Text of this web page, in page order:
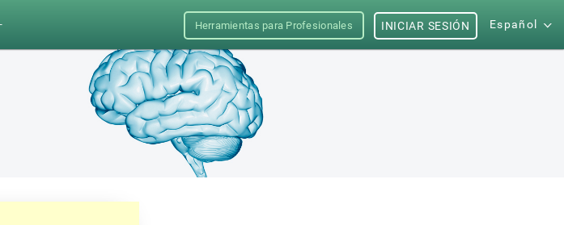
Herramientas para Profesionales Español
INICIAR SESIÓN